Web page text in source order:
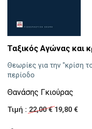
Ταξικός Αγώνας και
Θεωρίες για την "κρίση
περίοδο
Θανάσης Γκιούρας
Τιμή : 22,00 €19,80 €